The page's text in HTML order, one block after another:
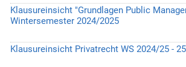
Klausureinsicht "Grundlagen Public
Wintersemester 2024/2025
Klausureinsicht Privatrecht WS 2024/25 -